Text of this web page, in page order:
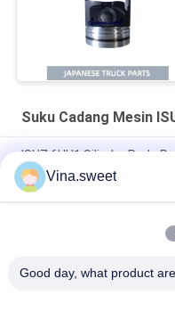
Suku Cadang Mesin
ISUZ 6HH1 Silinder Roda
Suku Cadang Mobil Kepala
Isuzu
8-94393-346-1 Cylinder
Vina.sweet
Good day, what product